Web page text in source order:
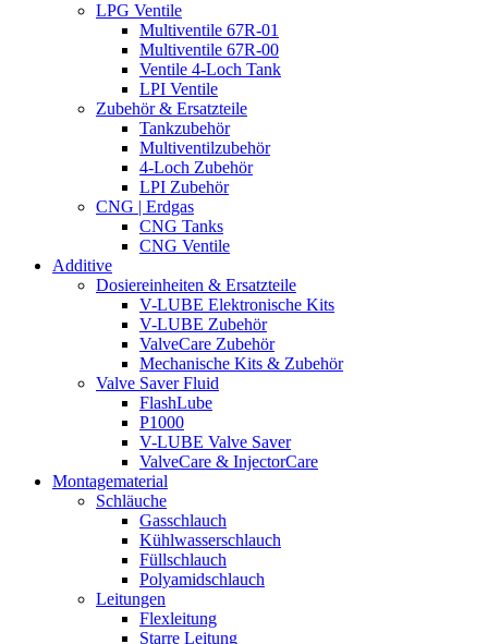
LPG Ventile
Multiventile 67R-01
Multiventile 67R-00
Ventile 4-Loch Tank
LPI Ventile
Zubehör & Ersatzteile
Tankzubehör
Multiventilzubehör
4-Loch Zubehör
LPI Zubehör
CNG | Erdgas
CNG Tanks
CNG Ventile
Additive
Dosiereinheiten & Ersatzteile
V-LUBE Elektronische Kits
V-LUBE Zubehör
ValveCare Zubehör
Mechanische Kits & Zubehör
Valve Saver Fluid
FlashLube
P1000
V-LUBE Valve Saver
ValveCare & InjectorCare
Montagematerial
Schläuche
Gasschlauch
Kühlwasserschlauch
Füllschlauch
Polyamidschlauch
Leitungen
Flexleitung
Starre Leitung